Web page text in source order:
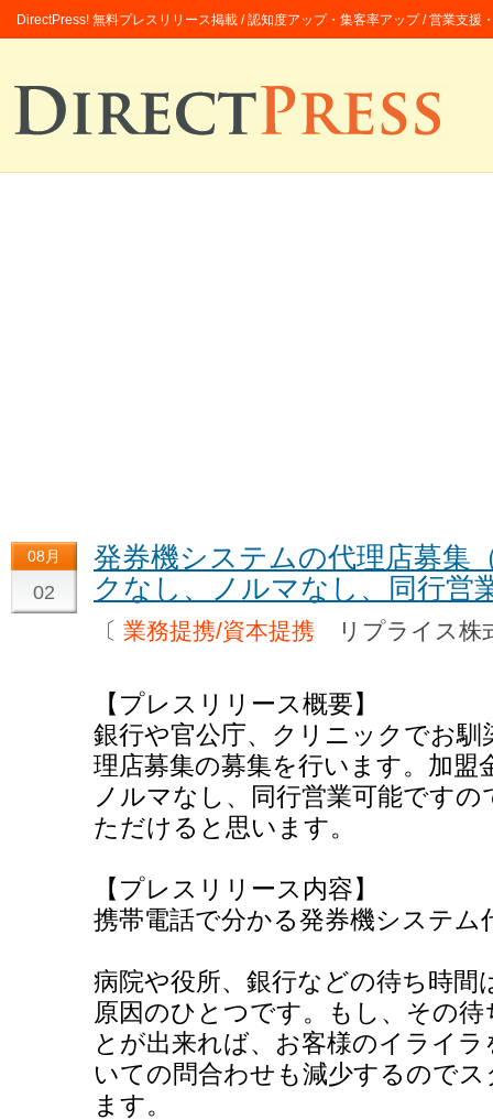
DirectPress! 無料プレスリリース掲載 / 認知度アップ・集客率アップ / 営業支援
08月
02
発券機システムの代理店募集
クなし、ノルマなし、同行営
〔 業務提携/資本提携 リプライス
【プレスリリース概要】
銀行や官公庁、クリニックでお
理店募集の募集を行います。加盟
ノルマなし、同行営業可能です
ただけると思います。
【プレスリリース内容】
携帯電話で分かる発券機システム
病院や役所、銀行などの待ち時
原因のひとつです。もし、その
とが出来れば、お客様のイライ
いての問合わせも減少するので
ます。